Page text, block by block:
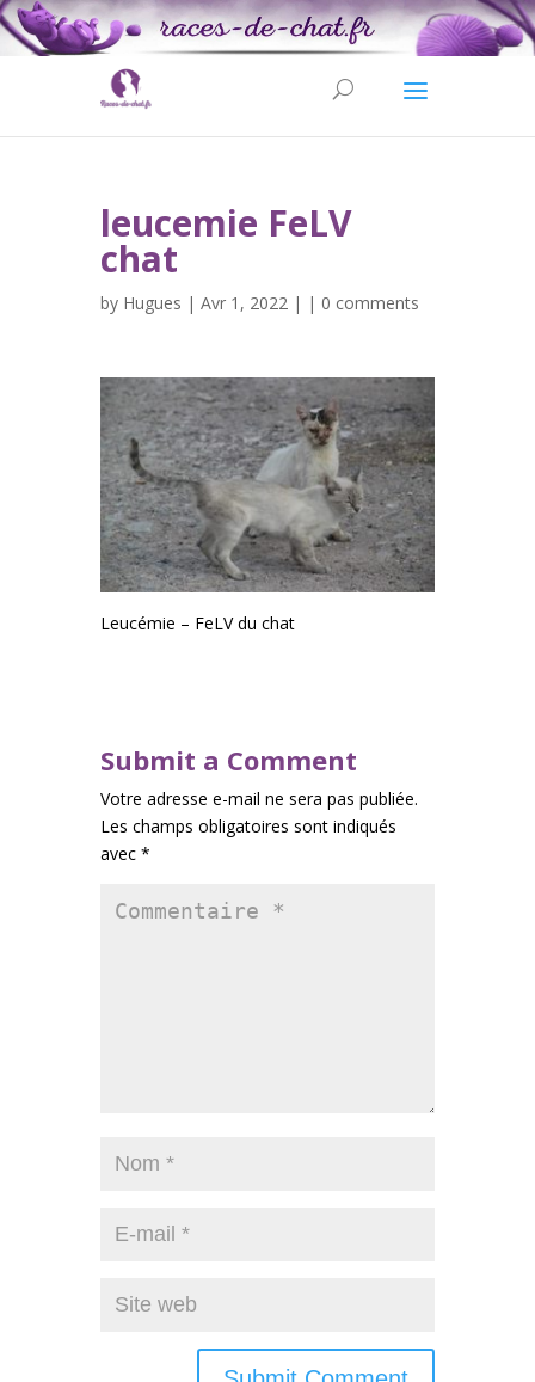
leucemie FeLV
chat
by Hugues | Avr 1, 2022 | | 0 comments
Leucémie – FeLV du chat
Submit a Comment
Votre adresse e-mail ne sera pas publiée.
Les champs obligatoires sont indiqués
avec *